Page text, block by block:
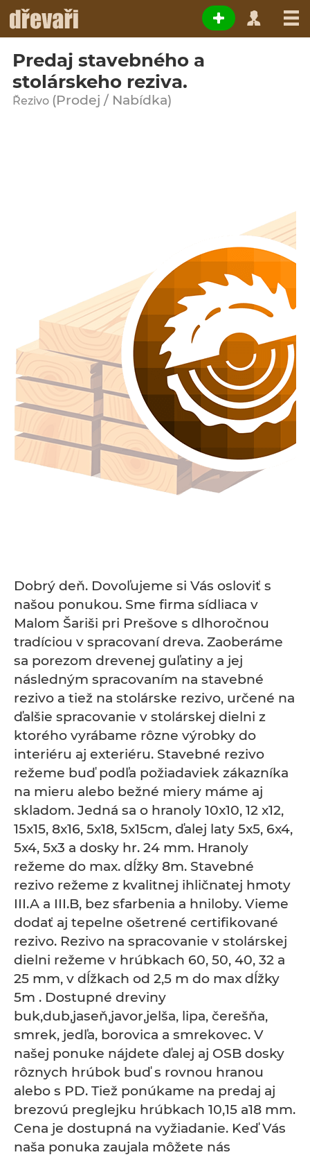
Predaj stavebného a
stolárskeho reziva.
Řezivo (Prodej / Nabídka)
Dobrý deň. Dovoľujeme si Vás osloviť s
našou ponukou. Sme firma sídliaca v
Malom Šariši pri Prešove s dlhoročnou
tradíciou v spracovaní dreva. Zaoberáme
sa porezom drevenej guľatiny a jej
následným spracovaním na stavebné
rezivo a tiež na stolárske rezivo, určené na
ďalšie spracovanie v stolárskej dielni z
ktorého vyrábame rôzne výrobky do
interiéru aj exteriéru. Stavebné rezivo
režeme buď podľa požiadaviek zákazníka
na mieru alebo bežné miery máme aj
skladom. Jedná sa o hranoly 10x10, 12 x12,
15x15, 8x16, 5x18, 5x15cm, ďalej laty 5x5, 6x4,
5x4, 5x3 a dosky hr. 24 mm. Hranoly
režeme do max. dĺžky 8m. Stavebné
rezivo režeme z kvalitnej ihličnatej hmoty
III.A a III.B, bez sfarbenia a hniloby. Vieme
dodať aj tepelne ošetrené certifikované
rezivo. Rezivo na spracovanie v stolárskej
dielni režeme v hrúbkach 60, 50, 40, 32 a
25 mm, v dĺžkach od 2,5 m do max dĺžky
5m . Dostupné dreviny
buk,dub,jaseň,javor,jelša, lipa, čerešňa,
smrek, jedľa, borovica a smrekovec. V
našej ponuke nájdete ďalej aj OSB dosky
rôznych hrúbok buď s rovnou hranou
alebo s PD. Tiež ponúkame na predaj aj
brezovú preglejku hrúbkach 10,15 a18 mm.
Cena je dostupná na vyžiadanie. Keď Vás
naša ponuka zaujala môžete nás